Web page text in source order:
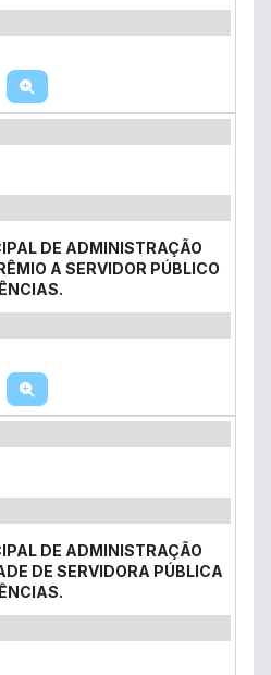
DE ADMINISTRAÇÃO
A SERVIDOR PÚBLICO
DE ADMINISTRAÇÃO
DE SERVIDORA PÚBLICA